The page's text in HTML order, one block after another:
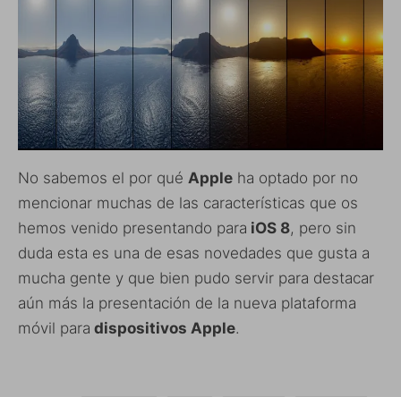
No sabemos el por qué Apple ha optado por no
mencionar muchas de las características que os
hemos venido presentando para iOS 8, pero sin
duda esta es una de esas novedades que gusta a
mucha gente y que bien pudo servir para destacar
aún más la presentación de la nueva plataforma
móvil para dispositivos Apple.